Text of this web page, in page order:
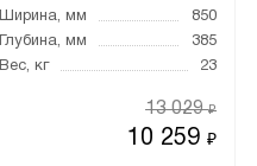
Ширина, мм
850
Глубина, мм
385
Вес, кг
23
10 259₽
13 029₽